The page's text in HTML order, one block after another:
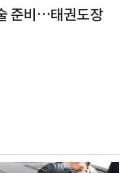
준비…태권도장